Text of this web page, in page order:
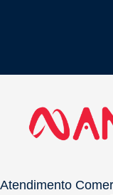
Atendimento